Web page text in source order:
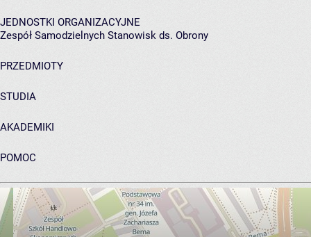
JEDNOSTKI ORGANIZACYJNE
Zespół Samodzielnych Stanowisk ds. Obrony
PRZEDMIOTY
STUDIA
AKADEMIKI
POMOC
ARCHIWUM PRAC DYPLOMOWYCH